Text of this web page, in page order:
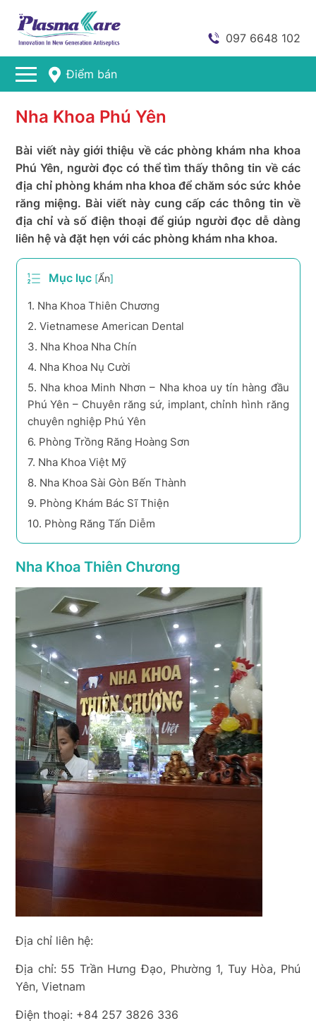
097 6648 102
Điểm bán
Nha Khoa Phú Yên
Bài viết này giới thiệu về các phòng khám nha khoa
Phú Yên, người đọc có thể tìm thấy thông tin về các
địa chỉ phòng khám nha khoa để chăm sóc sức khỏe
răng miệng. Bài viết này cung cấp các thông tin về
địa chỉ và số điện thoại để giúp người đọc dễ dàng
liên hệ và đặt hẹn với các phòng khám nha khoa.
Mục lục [Ẩn]
1. Nha Khoa Thiên Chương
2. Vietnamese American Dental
3. Nha Khoa Nha Chín
4. Nha Khoa Nụ Cười
5. Nha khoa Minh Nhơn – Nha khoa uy tín hàng đầu
Phú Yên – Chuyên răng sứ, implant, chỉnh hình răng
chuyên nghiệp Phú Yên
6. Phòng Trồng Răng Hoàng Sơn
7. Nha Khoa Việt Mỹ
8. Nha Khoa Sài Gòn Bến Thành
9. Phòng Khám Bác Sĩ Thiện
10. Phòng Răng Tấn Diễm
Nha Khoa Thiên Chương
Địa chỉ liên hệ:
Địa chỉ: 55 Trần Hưng Đạo, Phường 1, Tuy Hòa, Phú
Yên, Vietnam
Điện thoại: +84 257 3826 336